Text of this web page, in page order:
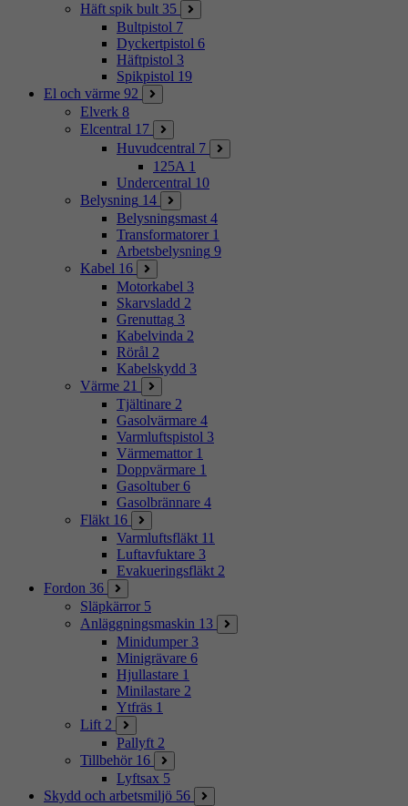
Häft spik bult 35
Bultpistol 7
Dyckertpistol 6
Häftpistol 3
Spikpistol 19
El och värme 92
Elverk 8
Elcentral 17
Huvudcentral 7
125A 1
Undercentral 10
Belysning 14
Belysningsmast 4
Transformatorer 1
Arbetsbelysning 9
Kabel 16
Motorkabel 3
Skarvsladd 2
Grenuttag 3
Kabelvinda 2
Rörål 2
Kabelskydd 3
Värme 21
Tjältinare 2
Gasolvärmare 4
Varmluftspistol 3
Värmemattor 1
Doppvärmare 1
Gasoltuber 6
Gasolbrännare 4
Fläkt 16
Varmluftsfläkt 11
Luftavfuktare 3
Evakueringsfläkt 2
Fordon 36
Släpkärror 5
Anläggningsmaskin 13
Minidumper 3
Minigrävare 6
Hjullastare 1
Minilastare 2
Ytfräs 1
Lift 2
Pallyft 2
Tillbehör 16
Lyftsax 5
Skydd och arbetsmiljö 56